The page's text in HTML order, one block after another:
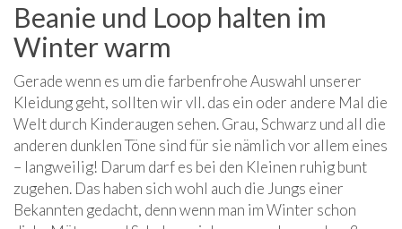
Beanie und Loop halten im
Winter warm
Gerade wenn es um die farbenfrohe Auswahl unserer
Kleidung geht, sollten wir vll. das ein oder andere Mal die
Welt durch Kinderaugen sehen. Grau, Schwarz und all die
anderen dunklen Töne sind für sie nämlich vor allem eines
– langweilig! Darum darf es bei den Kleinen ruhig bunt
zugehen. Das haben sich wohl auch die Jungs einer
Bekannten gedacht, denn wenn man im Winter schon